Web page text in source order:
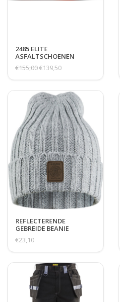
2485 ELITE
ASFALTSCHOENEN
€155,00€139,50
REFLECTERENDE
GEBREIDE BEANIE
€23,10